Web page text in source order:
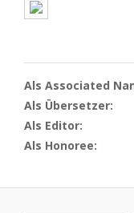
Als Associated
Als Übersetzer:
Als Editor:
Als Honoree: